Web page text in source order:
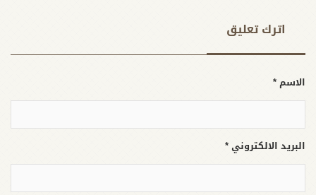
اترك تعلیق
الاسم *
البريد الالكتروني *